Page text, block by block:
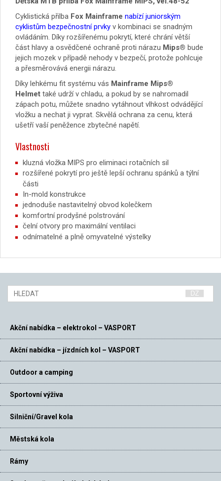
Cyklistická přilba Fox Mainframe nabízí juniorským
cyklistům bezpečnostní prvky v kombinaci se snadným
ovládáním. Díky rozšířenému pokrytí, které chrání větší
část hlavy a osvědčené ochraně proti nárazu Mips® bude
jejich mozek v případě nehody v bezpečí, protože pohlcuje
a přesměrovává energii nárazu.
Díky lehkému fit systému vás Mainframe Mips®
Helmet také udrží v chladu, a pokud by se nahromadil
zápach potu, můžete snadno vytáhnout vlhkost odvádějící
vložku a nechat ji vyprat. Skvělá ochrana za cenu, která
ušetří vaší peněžence zbytečné napětí.
Vlastnosti
kluzná vložka MIPS pro eliminaci rotačních sil
rozšířené pokrytí pro ještě lepší ochranu spánků a týlní
části
In-mold konstrukce
jednoduše nastavitelný obvod kolečkem
komfortní prodyšné polstrování
čelní otvory pro maximální ventilaci
odnímatelné a plně omyvatelné výstelky
Akční nabídka – elektrokol – VASPORT
Akční nabídka – jízdních kol – VASPORT
Outdoor a camping
Sportovní výživa
Silniční/Gravel kola
Městská kola
Rámy